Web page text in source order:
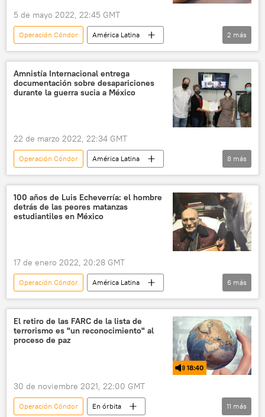
5 de mayo 2022, 22:45 GMT
Operación Cóndor
América Latina
Uruguay
Italia 🌍 Europa
2 más
Amnistía Internacional entrega
documentación sobre desapariciones
durante la guerra sucia a México
22 de marzo 2022, 22:34 GMT
Operación Cóndor
América Latina
Andrés Manuel López Obrador
México
Partido Revolucionario Institucional (PRI)
Amnistía Internacional
Gobierno de México
8 más
100 años de Luis Echeverría: el hombre
detrás de las peores matanzas
estudiantiles en México
17 de enero 2022, 20:28 GMT
Operación Cóndor
América Latina
Universidad Nacional Autónoma de México (UNAM)
Proceso
historia
'Guerra Sucia'
Masacre de Tlatelolco
México
6 más
El retiro de las FARC de la lista de
terrorismo es "un reconocimiento" al
proceso de paz
18:40
30 de noviembre 2021, 22:00 GMT
Operación Cóndor En órbita 11 más